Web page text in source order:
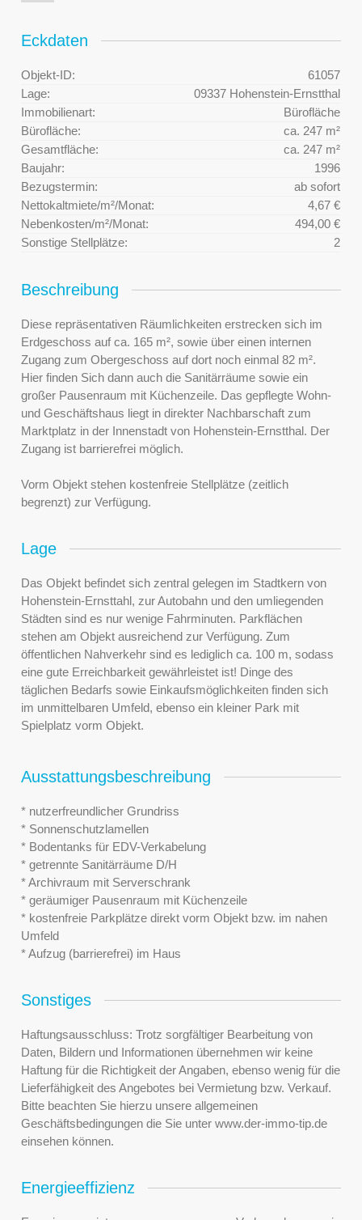
Eckdaten
Objekt-ID:
61057
Lage:
09337 Hohenstein-Ernstthal
Immobilienart:
Bürofläche
Bürofläche:
ca. 247 m²
Gesamtfläche:
ca. 247 m²
Baujahr:
1996
Bezugstermin:
ab sofort
Nettokaltmiete/m²/Monat:
4,67 €
Nebenkosten/m²/Monat:
494,00 €
Sonstige Stellplätze:
2
Beschreibung
Diese repräsentativen Räumlichkeiten erstrecken sich im
Erdgeschoss auf ca. 165 m², sowie über einen internen
Zugang zum Obergeschoss auf dort noch einmal 82 m².
Hier finden Sich dann auch die Sanitärräume sowie ein
großer Pausenraum mit Küchenzeile. Das gepflegte Wohn-
und Geschäftshaus liegt in direkter Nachbarschaft zum
Marktplatz in der Innenstadt von Hohenstein-Ernstthal. Der
Zugang ist barrierefrei möglich.
Vorm Objekt stehen kostenfreie Stellplätze (zeitlich
begrenzt) zur Verfügung.
Lage
Das Objekt befindet sich zentral gelegen im Stadtkern von
Hohenstein-Ernsttahl, zur Autobahn und den umliegenden
Städten sind es nur wenige Fahrminuten. Parkflächen
stehen am Objekt ausreichend zur Verfügung. Zum
öffentlichen Nahverkehr sind es lediglich ca. 100 m, sodass
eine gute Erreichbarkeit gewährleistet ist! Dinge des
täglichen Bedarfs sowie Einkaufsmöglichkeiten finden sich
im unmittelbaren Umfeld, ebenso ein kleiner Park mit
Spielplatz vorm Objekt.
Ausstattungsbeschreibung
* nutzerfreundlicher Grundriss
* Sonnenschutzlamellen
* Bodentanks für EDV-Verkabelung
* getrennte Sanitärräume D/H
* Archivraum mit Serverschrank
* geräumiger Pausenraum mit Küchenzeile
* kostenfreie Parkplätze direkt vorm Objekt bzw. im nahen
Umfeld
* Aufzug (barrierefrei) im Haus
Sonstiges
Haftungsausschluss: Trotz sorgfältiger Bearbeitung von
Daten, Bildern und Informationen übernehmen wir keine
Haftung für die Richtigkeit der Angaben, ebenso wenig für die
Lieferfähigkeit des Angebotes bei Vermietung bzw. Verkauf.
Bitte beachten Sie hierzu unsere allgemeinen
Geschäftsbedingungen die Sie unter www.der-immo-tip.de
einsehen können.
Energieeffizienz